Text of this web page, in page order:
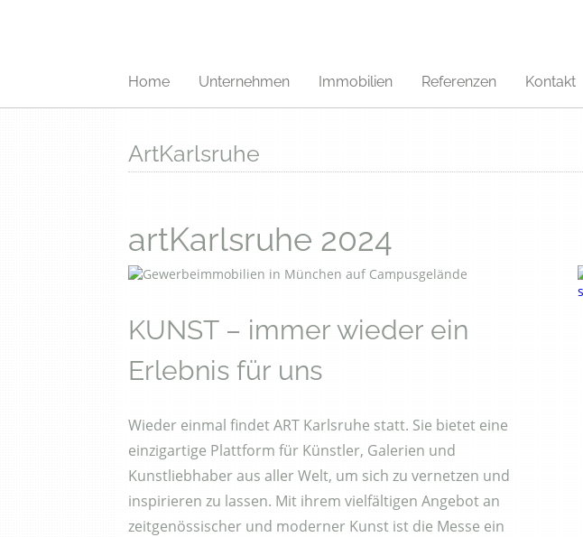
Home Unternehmen Immobilien Referenzen Kontakt
artKarlsruhe
artKarlsruhe 2024
KUNST – immer wieder ein
Erlebnis für uns
Wieder einmal findet ART Karlsruhe statt. Sie bietet eine
einzigartige Plattform für Künstler, Galerien und
Kunstliebhaber aus aller Welt, um sich zu vernetzen und
inspirieren zu lassen. Mit ihrem vielfältigen Angebot an
zeitgenössischer und moderner Kunst ist die Messe ein